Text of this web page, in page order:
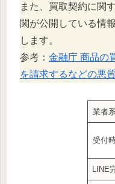
また、買取契約に関
関が公開している情
します。
参考： 金融庁 商品の
を請求するなどの悪
業者
受付
LINE